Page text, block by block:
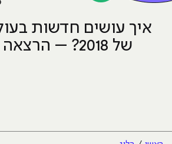
איך עושים חדשות
של 2018? – הרצאה ייחודית